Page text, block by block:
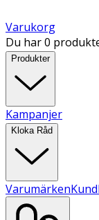
Varukorg
Du har 0
Produkter
Kampanjer
Kloka Råd
Varumärken